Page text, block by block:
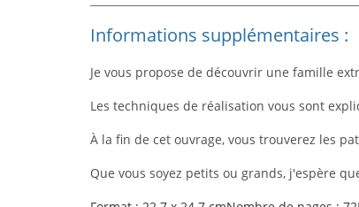
Informations supplémentaires :
Je vous propose de découvrir une famille
Les techniques de réalisation vous sont
À la fin de cet ouvrage, vous trouverez les
Que vous soyez petits ou grands, j'espère